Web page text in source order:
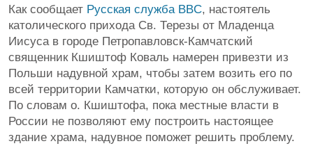
Как сообщает Русская служба BBC, настоятель
католического прихода Св. Терезы от Младенца
Иисуса в городе Петропавловск-Камчатский
священник Кшиштоф Коваль намерен привезти из
Польши надувной храм, чтобы затем возить его по
всей территории Камчатки, которую он обслуживает.
По словам о. Кшиштофа, пока местные власти в
России не позволяют ему построить настоящее
здание храма, надувное поможет решить проблему.